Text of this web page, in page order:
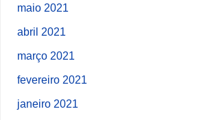
maio 2021
abril 2021
março 2021
fevereiro 2021
janeiro 2021